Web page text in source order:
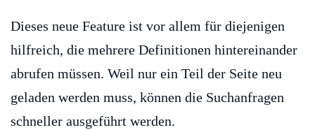
Dieses neue Feature ist vor allem für diejenigen
hilfreich, die mehrere Definitionen hintereinander
abrufen müssen. Weil nur ein Teil der Seite neu
geladen werden muss, können die Suchanfragen
schneller ausgeführt werden.